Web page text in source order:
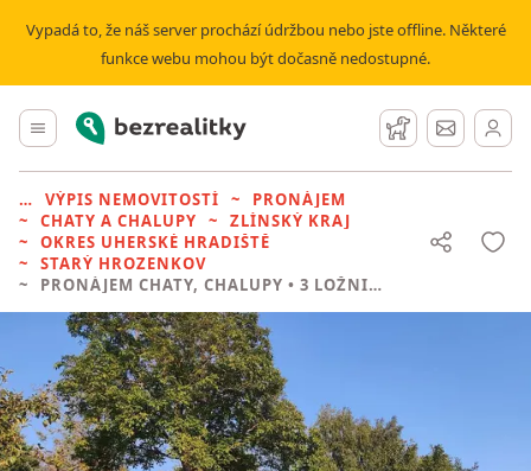
Vypadá to, že náš server prochází údržbou nebo jste offline. Některé
funkce webu mohou být dočasně nedostupné.
Hlavní menu
Bezrealitky Hlídací pes
Zprávy
VÝPIS NEMOVITOSTÍ
PRONÁJEM
CHATY A CHALUPY
ZLÍNSKÝ KRAJ
OKRES UHERSKÉ HRADIŠTĚ
STARÝ HROZENKOV
PRONÁJEM CHATY, CHALUPY • 3 LOŽNICE BEZ REALITKY